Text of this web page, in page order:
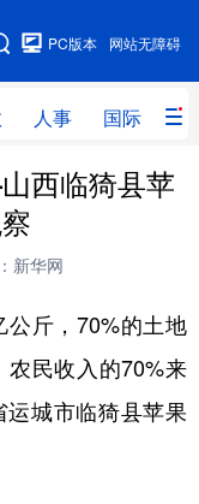
网站无障碍
PC版本
人事 国际 财
人事
线
体育
军事
西临猗县苹
新华网
斤，70%的土地
民收入的70%来
城市临猗县苹果